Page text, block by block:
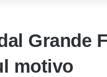
Grande
motivo